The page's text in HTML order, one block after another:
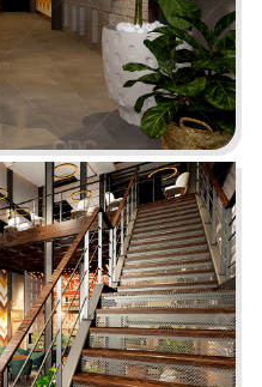
Design & Build thi
hai mặt tiền rộng rãi
hiện đại, sang trọng.